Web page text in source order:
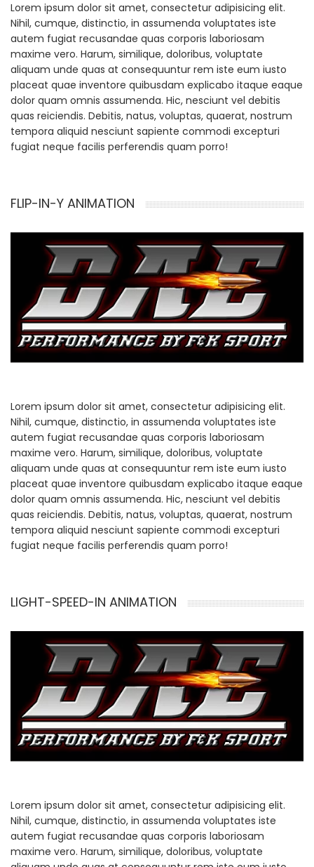
Lorem ipsum dolor sit amet, consectetur adipisicing elit.
Nihil, cumque, distinctio, in assumenda voluptates iste
autem fugiat recusandae quas corporis laboriosam
maxime vero. Harum, similique, doloribus, voluptate
aliquam unde quas at consequuntur rem iste eum iusto
placeat quae inventore quibusdam explicabo itaque eaque
dolor quam omnis assumenda. Hic, nesciunt vel debitis
quas reiciendis. Debitis, natus, voluptas, quaerat, nostrum
tempora aliquid nesciunt sapiente commodi excepturi
fugiat neque facilis perferendis quam porro!
FLIP-IN-Y ANIMATION
Lorem ipsum dolor sit amet, consectetur adipisicing elit.
Nihil, cumque, distinctio, in assumenda voluptates iste
autem fugiat recusandae quas corporis laboriosam
maxime vero. Harum, similique, doloribus, voluptate
aliquam unde quas at consequuntur rem iste eum iusto
placeat quae inventore quibusdam explicabo itaque eaque
dolor quam omnis assumenda. Hic, nesciunt vel debitis
quas reiciendis. Debitis, natus, voluptas, quaerat, nostrum
tempora aliquid nesciunt sapiente commodi excepturi
fugiat neque facilis perferendis quam porro!
LIGHT-SPEED-IN ANIMATION
Lorem ipsum dolor sit amet, consectetur adipisicing elit.
Nihil, cumque, distinctio, in assumenda voluptates iste
autem fugiat recusandae quas corporis laboriosam
maxime vero. Harum, similique, doloribus, voluptate